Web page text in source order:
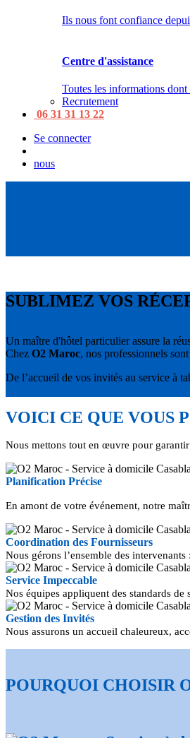
Ils nous font confiance
Centre d'assistance
Toutes les informations dont
Recrutement
06 31 31 13 22
Se connecter
nous
SUBLIMEZ VOS
Un maître d'hôtel particulier assure la
Chez O2 Maroc, nos professionnels
De l’accueil de vos invités au service à
VOICI CE QUE VOUS
Nous mettons tout en œuvre pour
Planification Précise
En amont de votre événement, notre
Coordination des Fournisseurs
Nous gérons l’ensemble des
Service Impeccable
Nos équipes appliquent des standards
Gestion des Invités
Nous assurons un accueil chaleureux,
POURQUOI CHOISIR